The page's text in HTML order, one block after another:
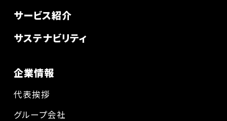
サービス紹介
サステナビリティ
企業情報
代表挨拶
グループ会社